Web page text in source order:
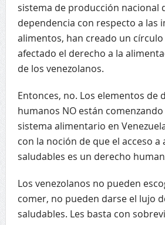
sistema de producción nacional
dependencia con respecto a las
alimentos, han creado un
afectado el derecho a la
de los venezolanos.
Entonces, no. Los elementos de
humanos NO están
sistema alimentario en
con la noción de que el acceso a
saludables es un derecho
Los venezolanos no pueden
comer, no pueden darse el lujo
saludables. Les basta con